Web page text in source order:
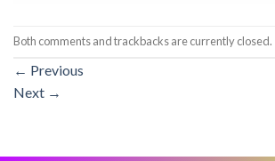
Both comments and trackbacks are currently closed.
← Previous
Next →